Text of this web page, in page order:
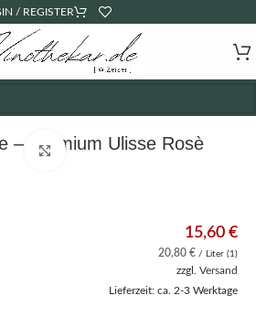
/ REGISTER
– Premium Ulisse Rosè
Click to enlarge
15,60 €
20,80 € / Liter (1)
zzgl. Versand
Lieferzeit: ca. 2-3 Werktage